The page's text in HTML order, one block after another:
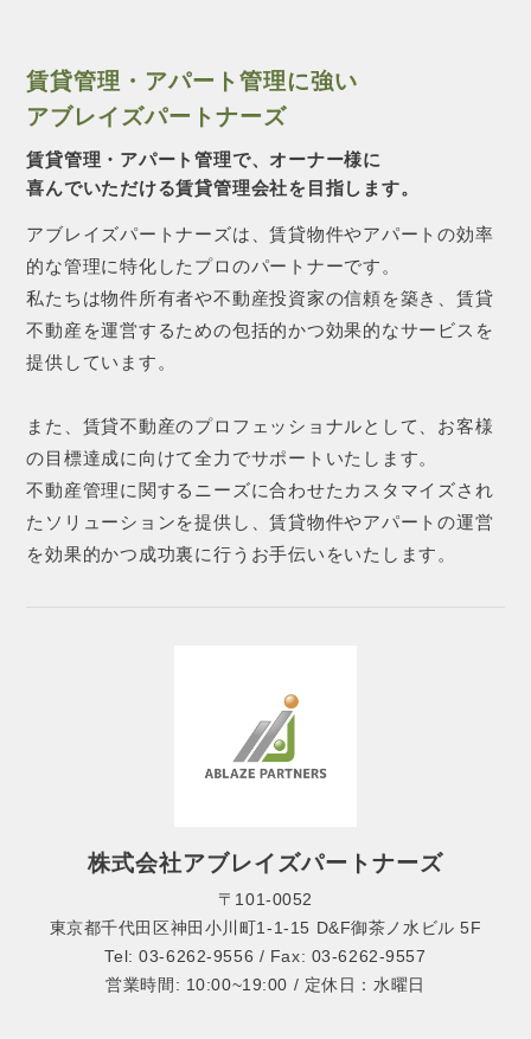
賃貸管理・アパート管理に強い
アブレイズパートナーズ
賃貸管理・アパート管理で、オーナー様に
喜んでいただける賃貸管理会社を目指します。
アブレイズパートナーズは、賃貸物件やアパートの効率
的な管理に特化したプロのパートナーです。
私たちは物件所有者や不動産投資家の信頼を築き、賃貸
不動産を運営するための包括的かつ効果的なサービスを
提供しています。
また、賃貸不動産のプロフェッショナルとして、お客様
の目標達成に向けて全力でサポートいたします。
不動産管理に関するニーズに合わせたカスタマイズされ
たソリューションを提供し、賃貸物件やアパートの運営
を効果的かつ成功裏に行うお手伝いをいたします。
株式会社アブレイズパートナーズ
〒101-0052
東京都千代田区神田小川町1-1-15 D&F御茶ノ水ビル 5F
Tel: 03-6262-9556 / Fax: 03-6262-9557
営業時間: 10:00~19:00 / 定休日：水曜日